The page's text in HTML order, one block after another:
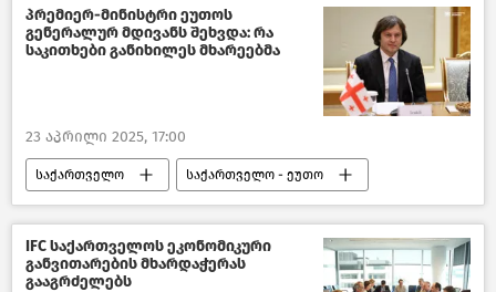
შემთხვევები საქართველოში
ახალი ამბები
პრემიერ-მინისტრი ეუთოს
გენერალურ მდივანს შეხვდა: რა
საკითხები განიხილეს მხარეებმა
23 აპრილი 2025, 17:00
საქართველო საქართველო - ეუთო
ეუთო
საქართველოს პრემიერ–მინისტრი
პოლიტიკა საქართველოში პოლიტიკა
IFC საქართველოს ეკონომიკური
განვითარების მხარდაჭერას
გააგრძელებს